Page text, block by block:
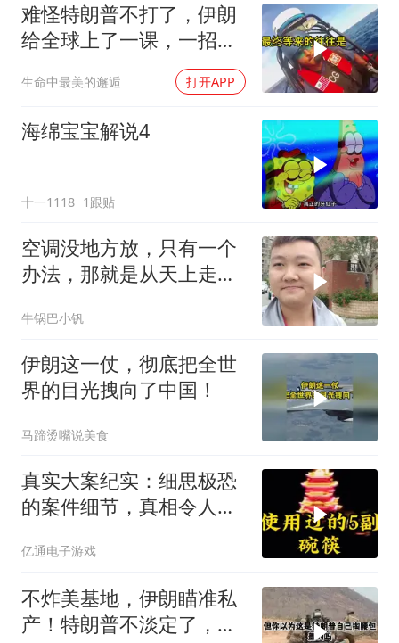
难怪特朗普不打了，伊朗
给全球上了一课，一招吃
生命中最美的邂逅 打开APP
海绵宝宝解说4
十一1118 1跟贴
空调没地方放，只有一个
办法，那就是从天上走，
牛锅巴小钒
伊朗这一仗，彻底把全世
界的目光拽向了中国！
马蹄烫嘴说美食
真实大案纪实：细思极恐
的案件细节，真相令人脊
亿通电子游戏
不炸美基地，伊朗瞄准私
产！特朗普不淡定了，被